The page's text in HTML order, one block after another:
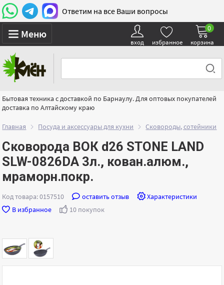
Ответим на все Ваши вопросы
Меню
вход избранное корзина
0
Бытовая техника с доставкой по Барнаулу. Для оптовых покупателей
доставка по Алтайскому краю
Главная Посуда и аксессуары для кухни Сковороды, сотейники
Сковорода ВОК d26 STONE LAND
SLW-0826DA 3л., кован.алюм.,
мраморн.покр.
Код товара: 0157510 оставить отзыв
Характеристики
В избранное
10 покупок